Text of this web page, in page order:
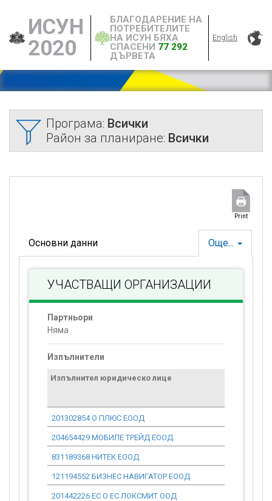
ИСУН
2020
БЛАГОДАРЕНИЕ НА
ПОТРЕБИТЕЛИТЕ
НА ИСУН БЯХА
СПАСЕНИ 77 292
ДЪРВЕТА
English
Програма: Всички
Район за планиране: Всички
Print
Още...
Основни данни
УЧАСТВАЩИ ОРГАНИЗАЦИИ
Партньори
Няма
Изпълнители
Изпълнител юридическо лице
201302854 О ПЛЮС ЕООД
204654429 МОБИЛЕ ТРЕЙД ЕООД
831189368 НИТЕК ЕООД
121194552 БИЗНЕС НАВИГАТОР ЕООД
201442226 ЕС О ЕС ЛОКСМИТ ООД